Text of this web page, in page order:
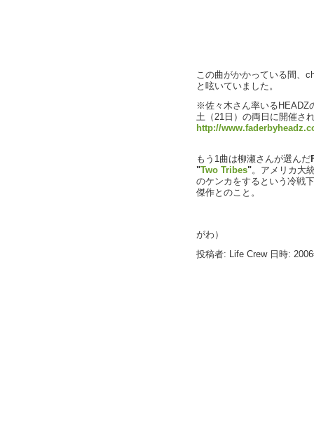
この曲がかかっている間、
と呟いていました。
※佐々木さん率いるHEADZ
土（21日）の両日に開催さ
http://
もう1曲は柳瀬さんが選んだ
"Two Tribes"。アメリカ大
のケンカをするという冷戦
傑作とのこと。
がわ）
投稿者: Life Crew 日時: